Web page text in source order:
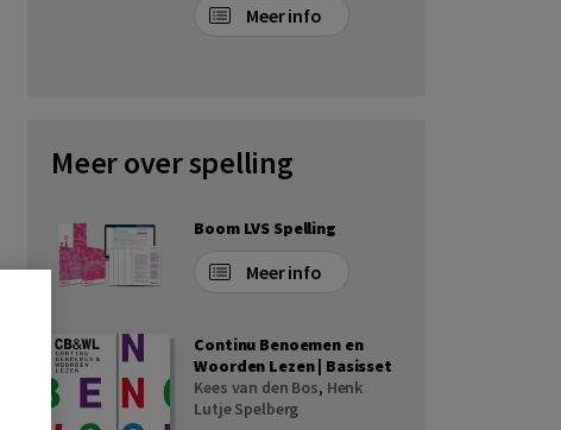
Meer info
Meer over spelling
Boom LVS Spelling
Meer info
Continu Benoemen en
Woorden Lezen | Basisset
Kees van den Bos, Henk
Lutje Spelberg